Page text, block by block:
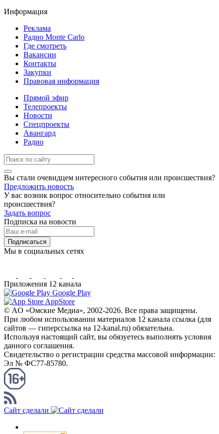
Информация
Реклама
Радио Monte Carlo
Где смотреть
Вакансии
Контакты
Закупки
Правовая информация
Прямой эфир
Телепроекты
Новости
Спецпроекты
Авангард
Радио
Вы стали очевидцем интересного события или происшествия?
Предложить новость
У вас возник вопрос относительно события или
происшествия?
Задать вопрос
Подписка на новости
Подписаться
Мы в социальных сетях
Приложения 12 канала
Google Play
AppStore
© AO «Омские Медиа», 2002-2026. Все права защищены.
При любом использовании материалов 12 канала ссылка (для
сайтов — гиперссылка на 12-kanal.ru) обязательна.
Используя настоящий сайт, вы обязуетесь выполнять условия
данного соглашения.
Свидетельство о регистрации средства массовой информации:
Эл № ФС77-85780.
Сайт сделали